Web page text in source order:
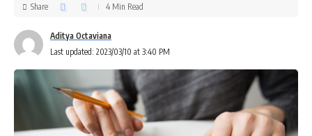
Last updated: 2023/03/10 at 3:40 PM
Aditya Octaviana
Share 4 Min Read